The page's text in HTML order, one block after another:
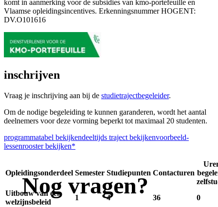
komt in aanmerking voor de subsidies van kmo-portefeuille en
Vlaamse opleidings­incentives. Erkenningsnummer HOGENT:
DV.O101616
inschrijven
Vraag je inschrijving aan bij de studietraject­begeleider.
Om de nodige begeleiding te kunnen garanderen, wordt het aantal
deelnemers voor deze vorming beperkt tot maximaal 20 studenten.
programmatabel bekijkendeeltijds traject bekijkenvoorbeeld­
lessenrooster bekijken*
Programma van de gereglementeerde vorming preventieadviseur
Opleidingsonderdeel Semester Studiepunten Contacturen
Uitbouw van een
welzijns­beleid
1 4 36
0
Nog vragen?